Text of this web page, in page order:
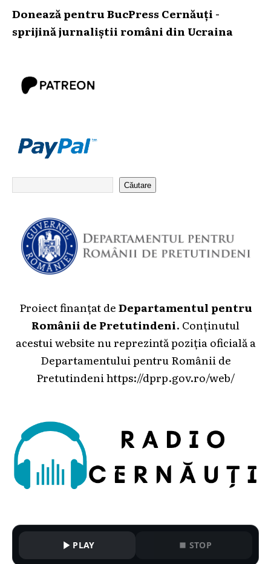
Donează pentru BucPress Cernăuți -
sprijină jurnaliștii români din Ucraina
Căutare
Proiect finanțat deDepartamentul pentru
Românii de Pretutindeni. Conținutul
acestui website nu reprezintă poziția oficială a
Departamentului pentru Românii de
Pretutindenihttps://dprp.gov.ro/web/
PLAY STOP